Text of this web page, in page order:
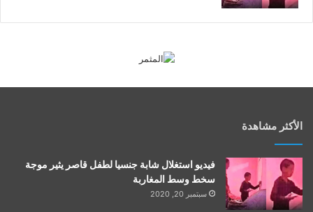
الأكثر مشاهدة
فيديو استغلال شابة جنسيا لطفل قاصر يثير موجة
سخط وسط المغاربة
سبتمبر 20, 2020